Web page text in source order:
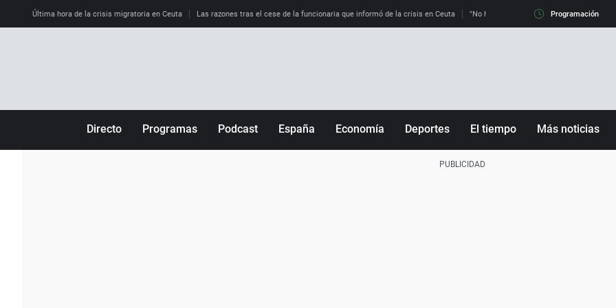
Última hora de la crisis migratoria en Ceuta Las razones tras el cese de la funcionaria que informó de la crisis en Ceuta "No hay mafias, que no nos engañen":
Programación
Directo Programas Podcast España Economía Deportes El tiempo Más noticias